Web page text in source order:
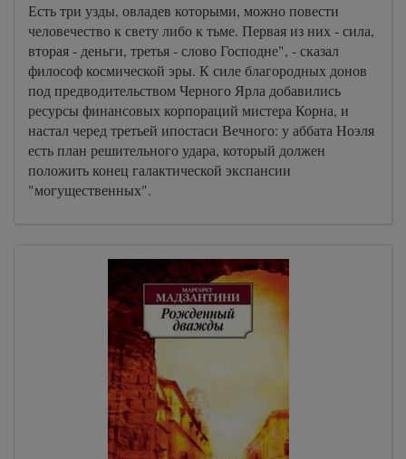
Есть три узды, овладев которыми, можно повести
человечество к свету либо к тьме. Первая из них - сила,
вторая - деньги, третья - слово Господне", - сказал
философ космической эры. К силе благородных донов
под предводительством Черного Ярла добавились
ресурсы финансовых корпораций мистера Корна, и
настал черед третьей ипостаси Вечного: у аббата Ноэля
есть план решительного удара, который должен
положить конец галактической экспансии
"могущественных".